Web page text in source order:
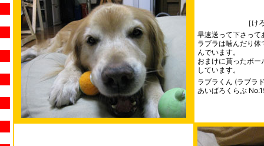
［け
早速送って下さって
ラブラは噛んだり
んでいます。
おまけに貰ったボ
しています。
ラブラくん (ラブラ
あいばろくらぶ